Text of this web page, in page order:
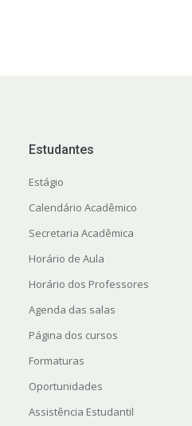
Estudantes
Estágio
Calendário Acadêmico
Secretaria Acadêmica
Horário de Aula
Horário dos Professores
Agenda das salas
Página dos cursos
Formaturas
Oportunidades
Assistência Estudantil